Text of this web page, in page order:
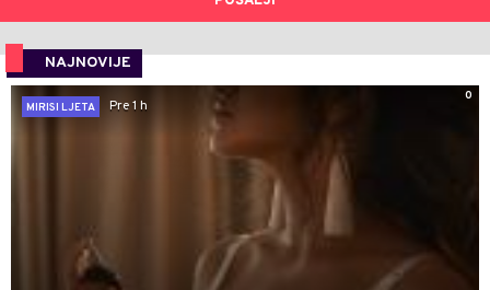
NAJNOVIJE
0
MIRISI LJETA
Pre 1 h